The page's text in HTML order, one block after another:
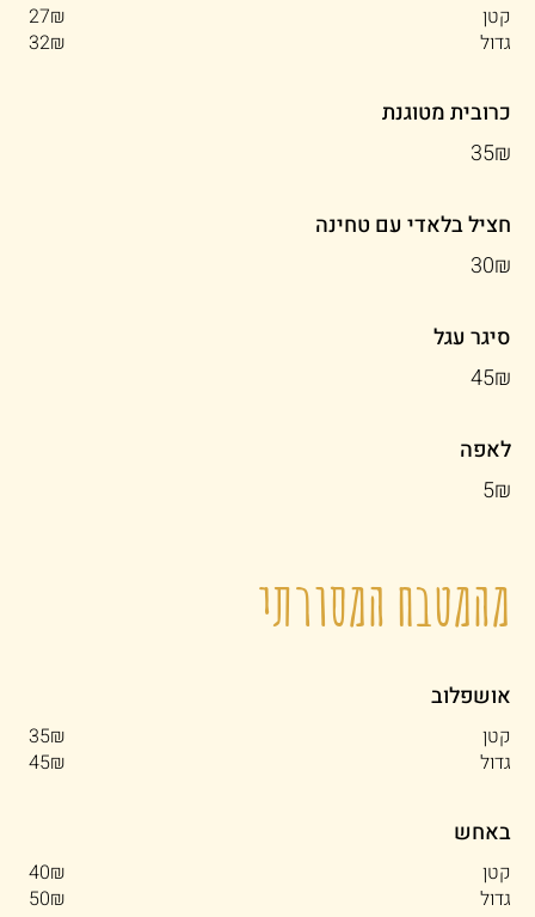
קטן
‏27 ‏₪
גדול
‏32 ‏₪
כרובית מטוגנת
‏35 ‏₪
חציל בלאדי עם טחינה
‏30 ‏₪
סיגר עגל
‏45 ‏₪
לאפה
‏5 ‏₪
מהמטבח המסורתי
אושפלוב
קטן
‏35 ‏₪
גדול
‏45 ‏₪
באחש
קטן
‏40 ‏₪
גדול
‏50 ‏₪